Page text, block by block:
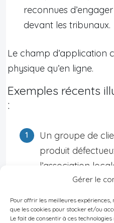
Gérer le
Pour offrir les meilleures
que les cookies pour stocker et/ou
Le fait de consentir à ces
reconnues
devant les tribunaux.
Le champ d’application
physique qu’en ligne.
Exemples récents
:
Un groupe de
produit
l’association
médiation
collectif après